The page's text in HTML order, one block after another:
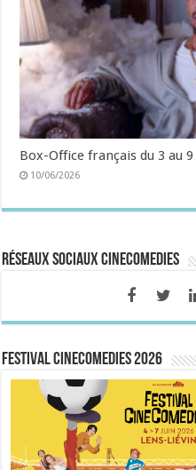
Box-Office français du 3 au
10/06/2026
Réseaux sociaux CineComedies
FESTIVAL CINECOMEDIES 2026